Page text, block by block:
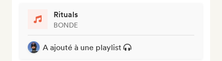
Rituals
BONDE
A ajouté à une playlist